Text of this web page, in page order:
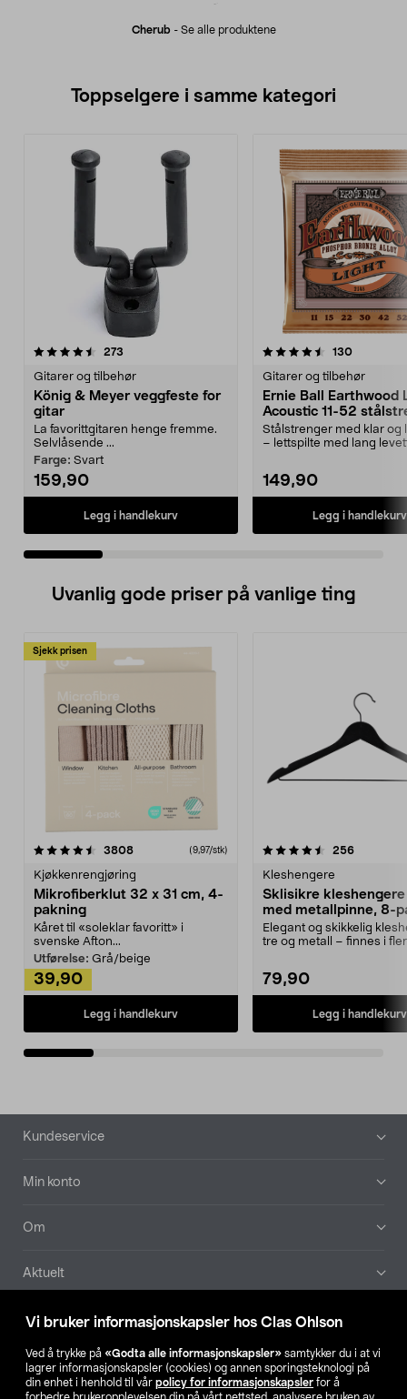
Vi bruker informasjonskapsler hos Clas Ohlson
Ved å trykke på «Godta alle informasjonskapsler» samtykker du i at vi
lagrer informasjonskapsler (cookies) og annen sporingsteknologi på
din enhet i henhold til vår policy for informasjonskapsler for å
Cherub - Se alle produktene
Toppselgere i samme kategori
273
Gitarer og tilbehør
König & Meyer veggfeste for
gitar
La favorittgitaren henge fremme.
Selvlåsende ...
Farge: Svart
159,90
Legg i handlekurv
4.5 av 5 stjerner 130
Gitarer og tilbehør
Ernie Ball Earthwood
Acoustic 11-52
Stålstrenger med klar og
– lettspilte med lang
149,90
Legg i handlekurv
4.5 av 5 stjerner
Uvanlig gode priser på vanlige ting
Sjekk prisen
3808anmeldelser(9,97/stk)
Kjøkkenrengjøring
Mikrofiberklut 32 x 31 cm, 4-
pakning
Kåret til «soleklar favoritt» i
svenske Afton...
Utførelse: Grå/beige
39,90
Legg i handlekurv
4.5av 5 stjerner 256
Kleshengere
Sklisikre
med metallpinne, 8-
Elegant og skikkelig
tre og metall – finnes i
79,90
Legg i handlekurv
4.5av 5 stjerner
Bunntekst
Kundeservice
Min konto
Om
Aktuelt
Våre selskaper
Finn din butikk